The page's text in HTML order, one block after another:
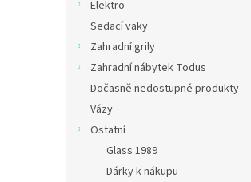
Elektro
Sedací vaky
Zahradní grily
Zahradní nábytek Todus
Dočasně nedostupné produkty
Vázy
Ostatní
Glass 1989
Dárky k nákupu